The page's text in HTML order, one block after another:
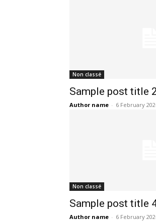
Non classé
Sample post title
Author name - 6 February
Non classé
Sample post title
Author name - 6 February